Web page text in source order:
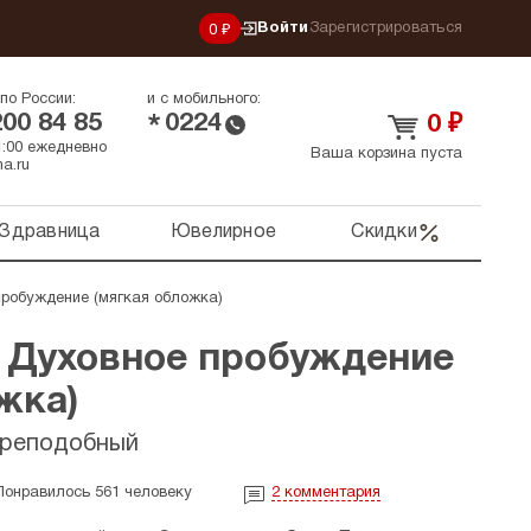
0 ₽ Войти Зарегистрироваться
России:
84 85
и с мобильного:
* 0224
ежедневно
0 ₽
Ваша корзина пуста
Ювелирное Скидки
(мягкая обложка)
пробуждение
Понравилось 561 человеку 2 комментария